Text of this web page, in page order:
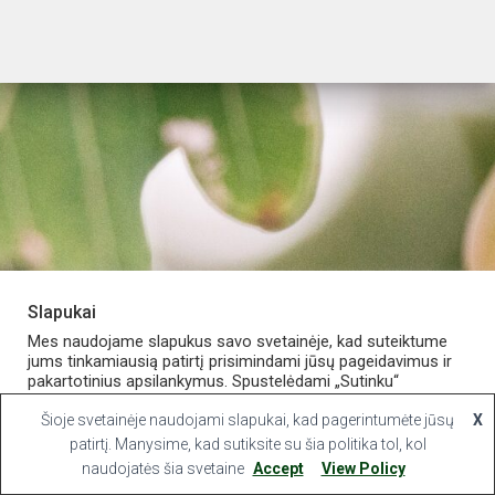
PARDUOTUVĖ APIE VAISTINĘ MANO PASKYRA
KONTAKTAI
Hestia | Developed byThemeIsle
Slapukai
Mes naudojame slapukus savo svetainėje, kad suteiktume
jums tinkamiausią patirtį prisimindami jūsų pageidavimus ir
pakartotinius apsilankymus. Spustelėdami „Sutinku“
sutinkate naudoti VISUS slapukus.
Slapukų nustatymai Sutinku
Šioje svetainėje naudojami slapukai, kad pagerintumėte jūsų
patirtį. Manysime, kad sutiksite su šia politika tol, kol
naudojatės šia svetaine
X
Accept View Policy